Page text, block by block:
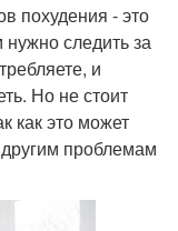
похудения - это
следить за
и
Но не стоит
как это может
проблемам